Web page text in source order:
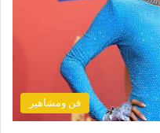
فن ومشاهير